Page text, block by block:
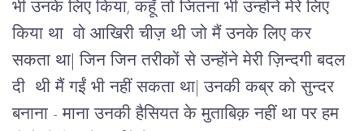
भी उनके लिए किया, कहूँ तो जितना भी उन्होंने मेरे लिए
किया था वो आखिरी चीज़ थी जो मैं उनके लिए कर
सकता था| जिन जिन तरीकों से उन्होंने मेरी ज़िन्दगी बदल
दी थी मैं गईं भी नहीं सकता था| उनकी कब्र को सुन्दर
बनाना - माना उनकी हैसियत के मुताबिक़ नहीं था पर हम